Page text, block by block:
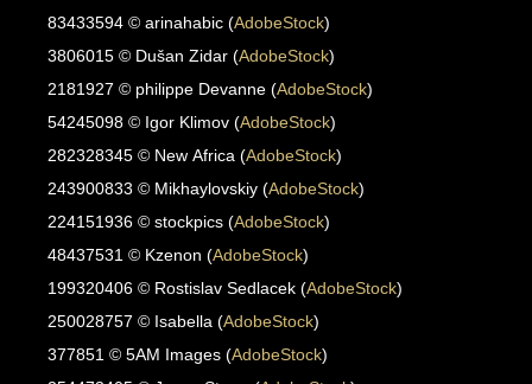
83433594 © arinahabic (AdobeStock)
3806015 © Dušan Zidar (AdobeStock)
2181927 © philippe Devanne (AdobeStock)
54245098 © Igor Klimov (AdobeStock)
282328345 © New Africa (AdobeStock)
243900833 © Mikhaylovskiy (AdobeStock)
224151936 © stockpics (AdobeStock)
48437531 © Kzenon (AdobeStock)
199320406 © Rostislav Sedlacek (AdobeStock)
250028757 © Isabella (AdobeStock)
377851 © 5AM Images (AdobeStock)